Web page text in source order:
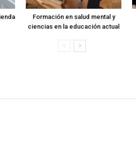
Formación en salud mental y
ciencias en la educación actual